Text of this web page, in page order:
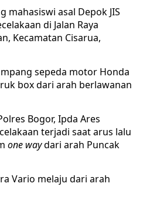
mahasiswi asal Depok JIS
di Jalan Raya
Kecamatan Cisarua,
sepeda motor Honda
box dari arah berlawanan
Bogor, Ipda Ares
terjadi saat arus lalu
one waydari arah Puncak
Vario melaju dari arah